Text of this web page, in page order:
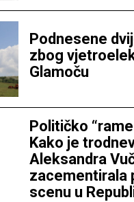
Podnesene
zbog
Glamoču
Političko
Kako je
Aleksandra
zacementirala
scenu u